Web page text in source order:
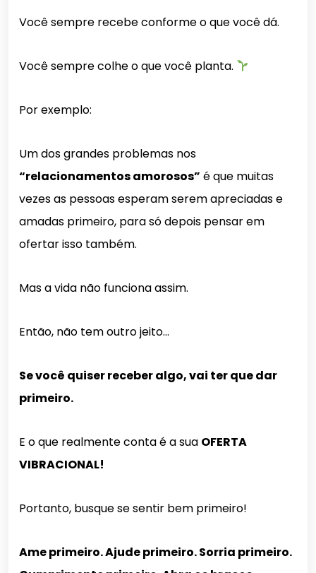
Você sempre recebe conforme o que você dá.
Você sempre colhe o que você planta.
Por exemplo:
Um dos grandes problemas nos
“relacionamentos amorosos” é que muitas
vezes as pessoas esperam serem apreciadas e
amadas primeiro, para só depois pensar em
ofertar isso também.
Mas a vida não funciona assim.
Então, não tem outro jeito…
Se você quiser receber algo, vai ter que dar
primeiro.
E o que realmente conta é a sua OFERTA
VIBRACIONAL!
Portanto, busque se sentir bem primeiro!
Ame primeiro. Ajude primeiro. Sorria primeiro.